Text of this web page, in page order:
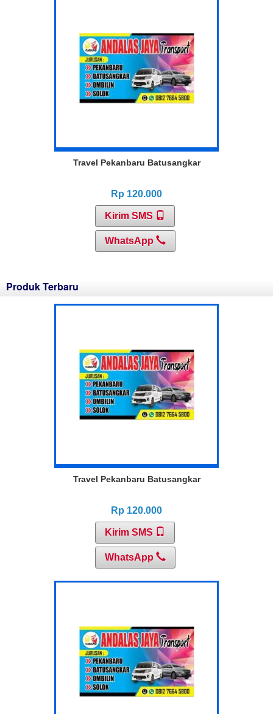
Travel Pekanbaru Batusangkar
Rp 120.000
Kirim SMS
WhatsApp
Produk Terbaru
Travel Pekanbaru Batusangkar
Rp 120.000
Kirim SMS
WhatsApp